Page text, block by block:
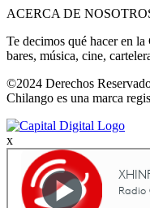
ACERCA DE
Te decimos qué hacer en
bares, música, cine,
©2024 Derechos
Chilango es una marca
x